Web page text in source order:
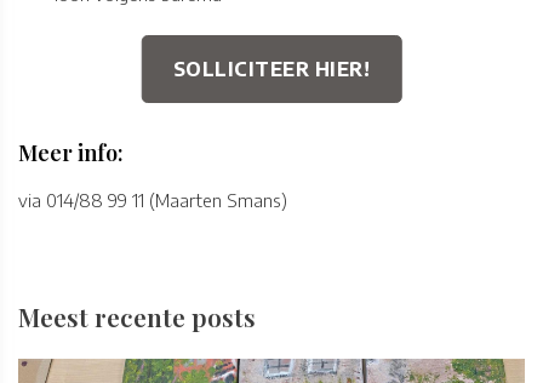
SOLLICITEER HIER!
Meer info:
via 014/88 99 11 (Maarten Smans)
Meest recente posts